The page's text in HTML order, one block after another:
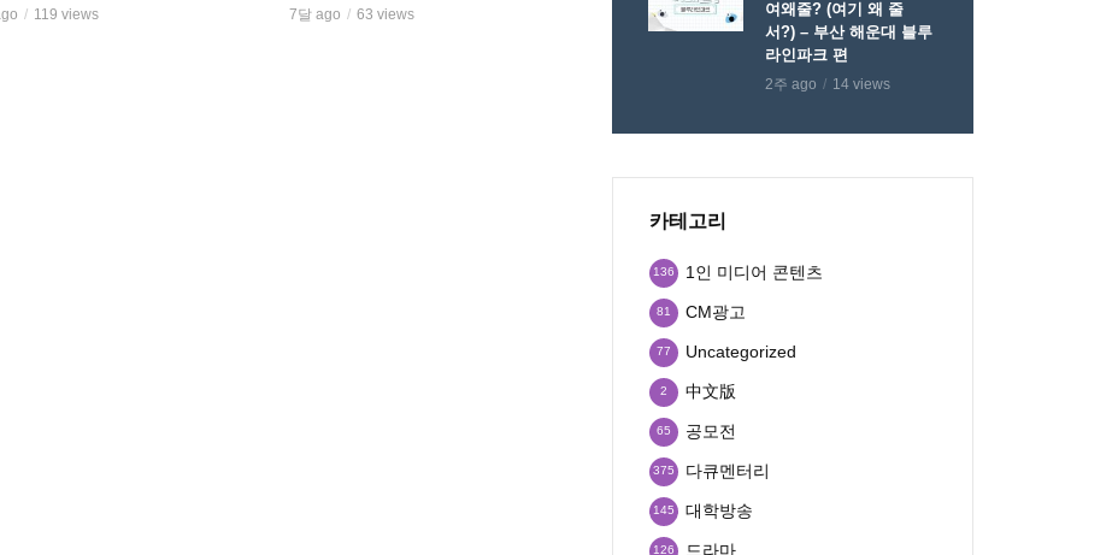
119 views 7달 ago 63 views
여왜줄? (여기 왜 줄
서?) – 부산 해운대 블루
라인파크 편
2주 ago 14 views
카테고리
1인 미디어 콘텐츠
136
CM광고
81
Uncategorized
77
中文版
2
공모전
65
다큐멘터리
375
대학방송
145
드라마
126